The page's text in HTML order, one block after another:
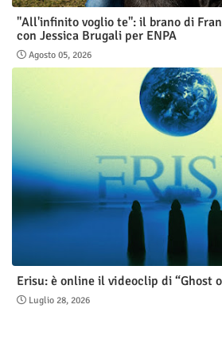
"All'infinito voglio te": il brano di
con Jessica Brugali per ENPA
Agosto 05, 2026
Erisu: è online il videoclip di “Ghost
Luglio 28, 2026